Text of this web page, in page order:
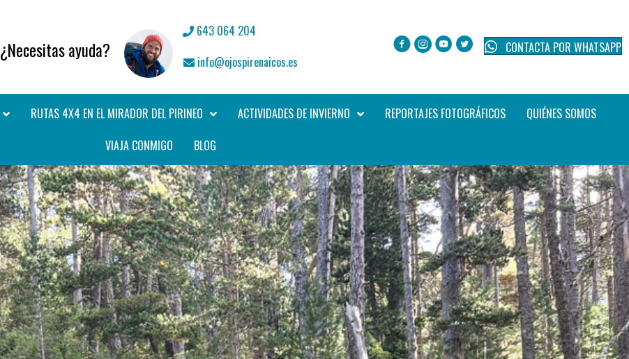
¿Necesitas ayuda?
643 064 204
info@ojospirenaicos.es
CONTACTA POR WHATSAPP
RUTAS 4X4 EN EL MIRADOR DEL PIRINEO ACTIVIDADES DE INVIERNO REPORTAJES FOTOGRÁFICOS
QUIÉNES SOMOS
VIAJA CONMIGO
BLOG